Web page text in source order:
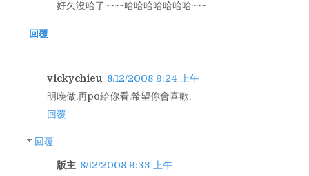
好久沒哈了~~~~哈哈哈哈哈哈哈~~~
回覆
vickychieu 8/12/2008 9:24 上午
明晚做,再po給你看,希望你會喜歡.
回覆
回覆
版主 8/12/2008 9:33 上午